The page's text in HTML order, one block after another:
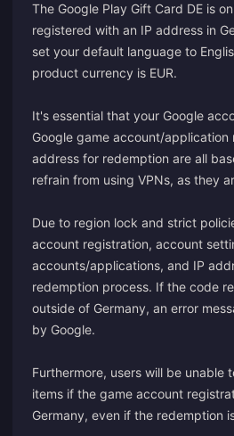
The Google Play Gift Card DE is
registered with an IP address in
set your default language to
product currency is EUR.
It's essential that your Google
Google game account/application
address for redemption are all
refrain from using VPNs, as they
Due to region lock and strict
account registration, account
accounts/applications, and IP
redemption process. If the code
outside of Germany, an error
by Google.
Furthermore, users will be unable
items if the game account
Germany, even if the redemption